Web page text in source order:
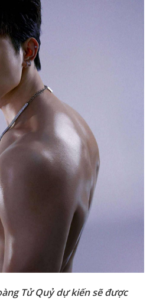
Tử Quỷ dự kiến sẽ được